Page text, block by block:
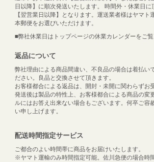
日以降】に順次発送いたします。 時間外・休業日に
【翌営業日以降】となります。運送業者様はヤマト
本郵便をお選びいただけます。
■弊社休業日はトップページの休業カレンダーをご覧
返品について
弊社理由による商品間違い、不良品の場合は着払い
ださい。良品と交換させて頂きます。
お客様都合による返品は、開封・未開に関わらずお
発送後は製品の特性上、お客様都合による商品の変
ルにはお答え出来ない場合もございます。何卒ご容
い申し上げます。
配送時間指定サービス
ご都合のよい時間帯に商品をお届けいたします。
※ヤマト運輸のみ時間指定可能。佐川急便の場合時